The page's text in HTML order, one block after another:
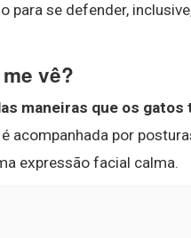
para se defender,
vê?
maneiras que os
acompanhada por
expressão facial calma.